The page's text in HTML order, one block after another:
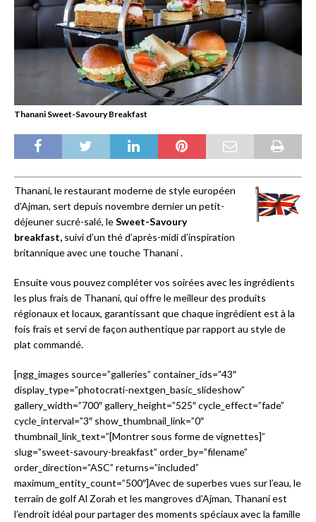
Thanani Sweet-Savoury Breakfast
Thanani, le restaurant moderne de style européen
d’Ajman, sert depuis novembre dernier un petit-
déjeuner sucré-salé, leSweet-Savoury
breakfast, suivi d’un thé d’après-midi d’inspiration
britannique avec une touche Thanani .
Ensuite vous pouvez compléter vos soirées avec les ingrédients
les plus frais de Thanani, qui offre le meilleur des produits
régionaux et locaux, garantissant que chaque ingrédient est à la
fois frais et servi de façon authentique par rapport au style de
plat commandé.
[ngg_images source=”galleries” container_ids=”43″
display_type=”photocrati-nextgen_basic_slideshow”
gallery_width=”700″ gallery_height=”525″ cycle_effect=”fade”
cycle_interval=”3″ show_thumbnail_link=”0″
thumbnail_link_text=”[Montrer sous forme de vignettes]”
slug=”sweet-savoury-breakfast” order_by=”filename”
order_direction=”ASC” returns=”included”
maximum_entity_count=”500″]Avec de superbes vues sur l’eau, le
terrain de golf Al Zorah et les mangroves d’Ajman, Thanani est
l’endroit idéal pour partager des moments spéciaux avec la famille